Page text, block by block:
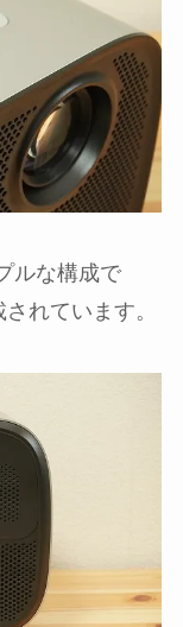
ルな構成で
れています。